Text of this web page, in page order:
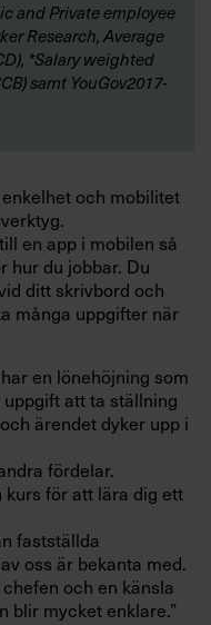
and Private employee
Research, Average
*Salary weighted
samt YouGov2017-
och mobilitet
en app i mobilen så
hur du jobbar. Du
ditt skrivbord och
många uppgifter när
en lönehöjning som
att ta ställning
ärendet dyker upp i
fördelar.
kurs för att lära dig ett
fastställda
oss är bekanta med.
och en känsla
blir mycket enklare.”